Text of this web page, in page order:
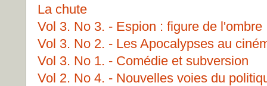
La chute
Vol 3. No 3. - Espion : figure de l'ombre
Vol 3. No 2. - Les Apocalypses au
Vol 3. No 1. - Comédie et subversion
Vol 2. No 4. - Nouvelles voies du